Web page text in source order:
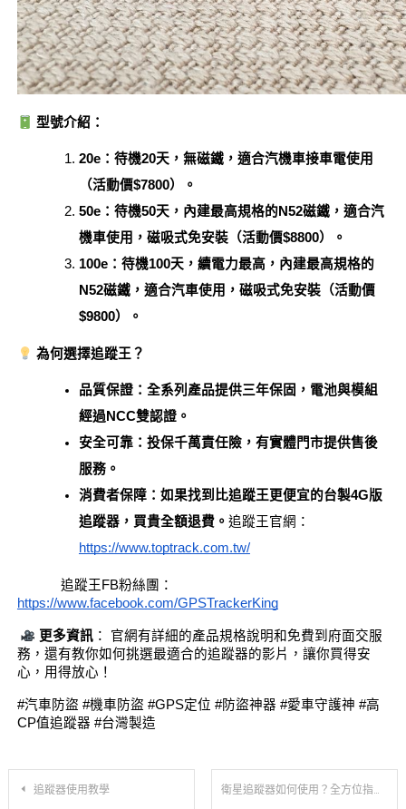
型號介紹：
20e：待機20天，無磁鐵，適合汽機車接車電使用
（活動價$7800）。
50e：待機50天，內建最高規格的N52磁鐵，適合汽
機車使用，磁吸式免安裝（活動價$8800）。
100e：待機100天，續電力最高，內建最高規格的
N52磁鐵，適合汽車使用，磁吸式免安裝（活動價
$9800）。
為何選擇追蹤王？
品質保證：全系列產品提供三年保固，電池與模組
經過NCC雙認證。
安全可靠：投保千萬責任險，有實體門市提供售後
服務。
消費者保障：如果找到比追蹤王更便宜的台製4G版
追蹤器，買貴全額退費。 追蹤王官網：
https://www.toptrack.com.tw/
追蹤王FB粉絲團：
https://www.facebook.com/GPSTrackerKing
更多資訊： 官網有詳細的產品規格說明和免費到府面交服
務，還有教你如何挑選最適合的追蹤器的影片，讓你買得安
心，用得放心！
#汽車防盜 #機車防盜 #GPS定位 #防盜神器 #愛車守護神 #高
CP值追蹤器 #台灣製造
追蹤器使用教學 衛星追蹤器如何使用？全方位指引一篇看